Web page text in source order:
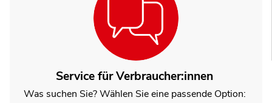
Service für Verbraucher:innen
Was suchen Sie? Wählen Sie eine passende Option: